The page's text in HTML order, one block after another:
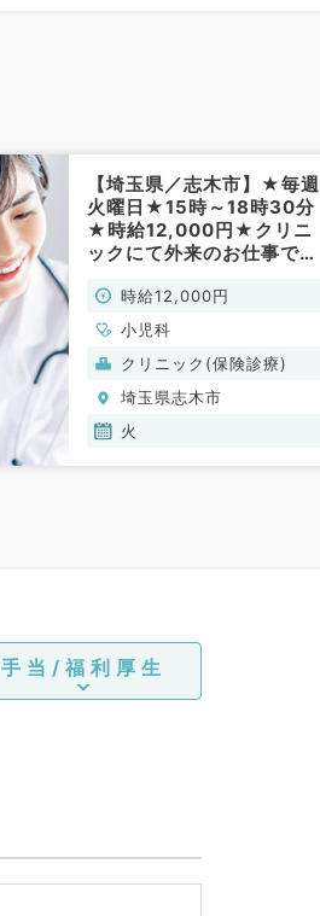
【埼玉県／志木市】★毎週
火曜日★15時～18時30分
★時給12,000円★クリニ
ックにて外来のお仕事で
時給12,000円
小児科
クリニック(保険診療)
埼玉県志木市
火
手当/福利厚生